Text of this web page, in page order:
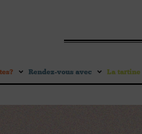
? Rendez-vous avec La tartine